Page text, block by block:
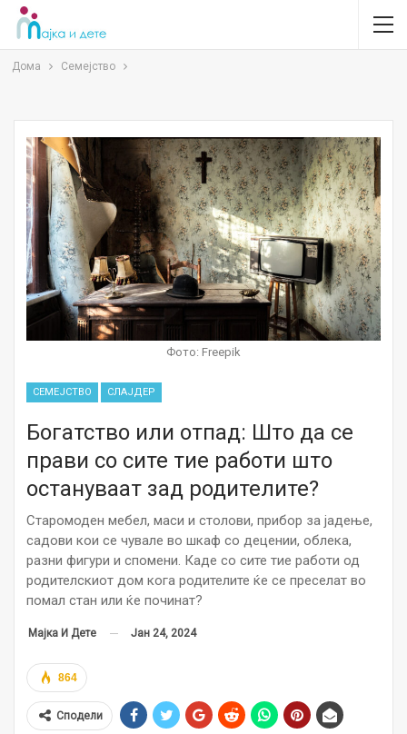
Дома Семејство
Фото: Freepik
СЕМЕЈСТВО СЛАЈДЕР
Богатство или отпад: Што да се
прави со сите тие работи што
остануваат зад родителите?
Старомоден мебел, маси и столови, прибор за јадење,
садови кои се чувале во шкаф со децении, облека,
разни фигури и спомени. Каде со сите тие работи од
родителскиот дом кога родителите ќе се преселат во
помал стан или ќе починат?
Мајка И Дете Јан 24, 2024
864
Сподели